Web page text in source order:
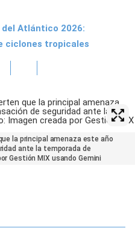
Atlántico 2026:
ciclones tropicales
la principal amenaza este año
ante la temporada de
Gestión MIX usando Gemini